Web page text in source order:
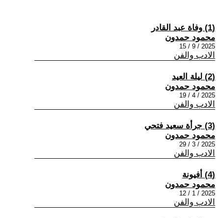
(1) وفاة عبد القادر
محمود حمدون
2025 / 9 / 15
الادب والفن
(2) ليلة العيد
محمود حمدون
2025 / 4 / 19
الادب والفن
(3) جرأة سعيد فتحي
محمود حمدون
2025 / 3 / 29
الادب والفن
(4) أفيونة
محمود حمدون
2025 / 1 / 12
الادب والفن